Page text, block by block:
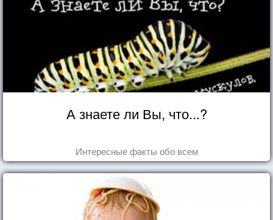
А знаете ли Вы, что...?
Интересные факты обо всем